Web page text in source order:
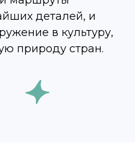
деталей, и
в культуру,
природу стран.